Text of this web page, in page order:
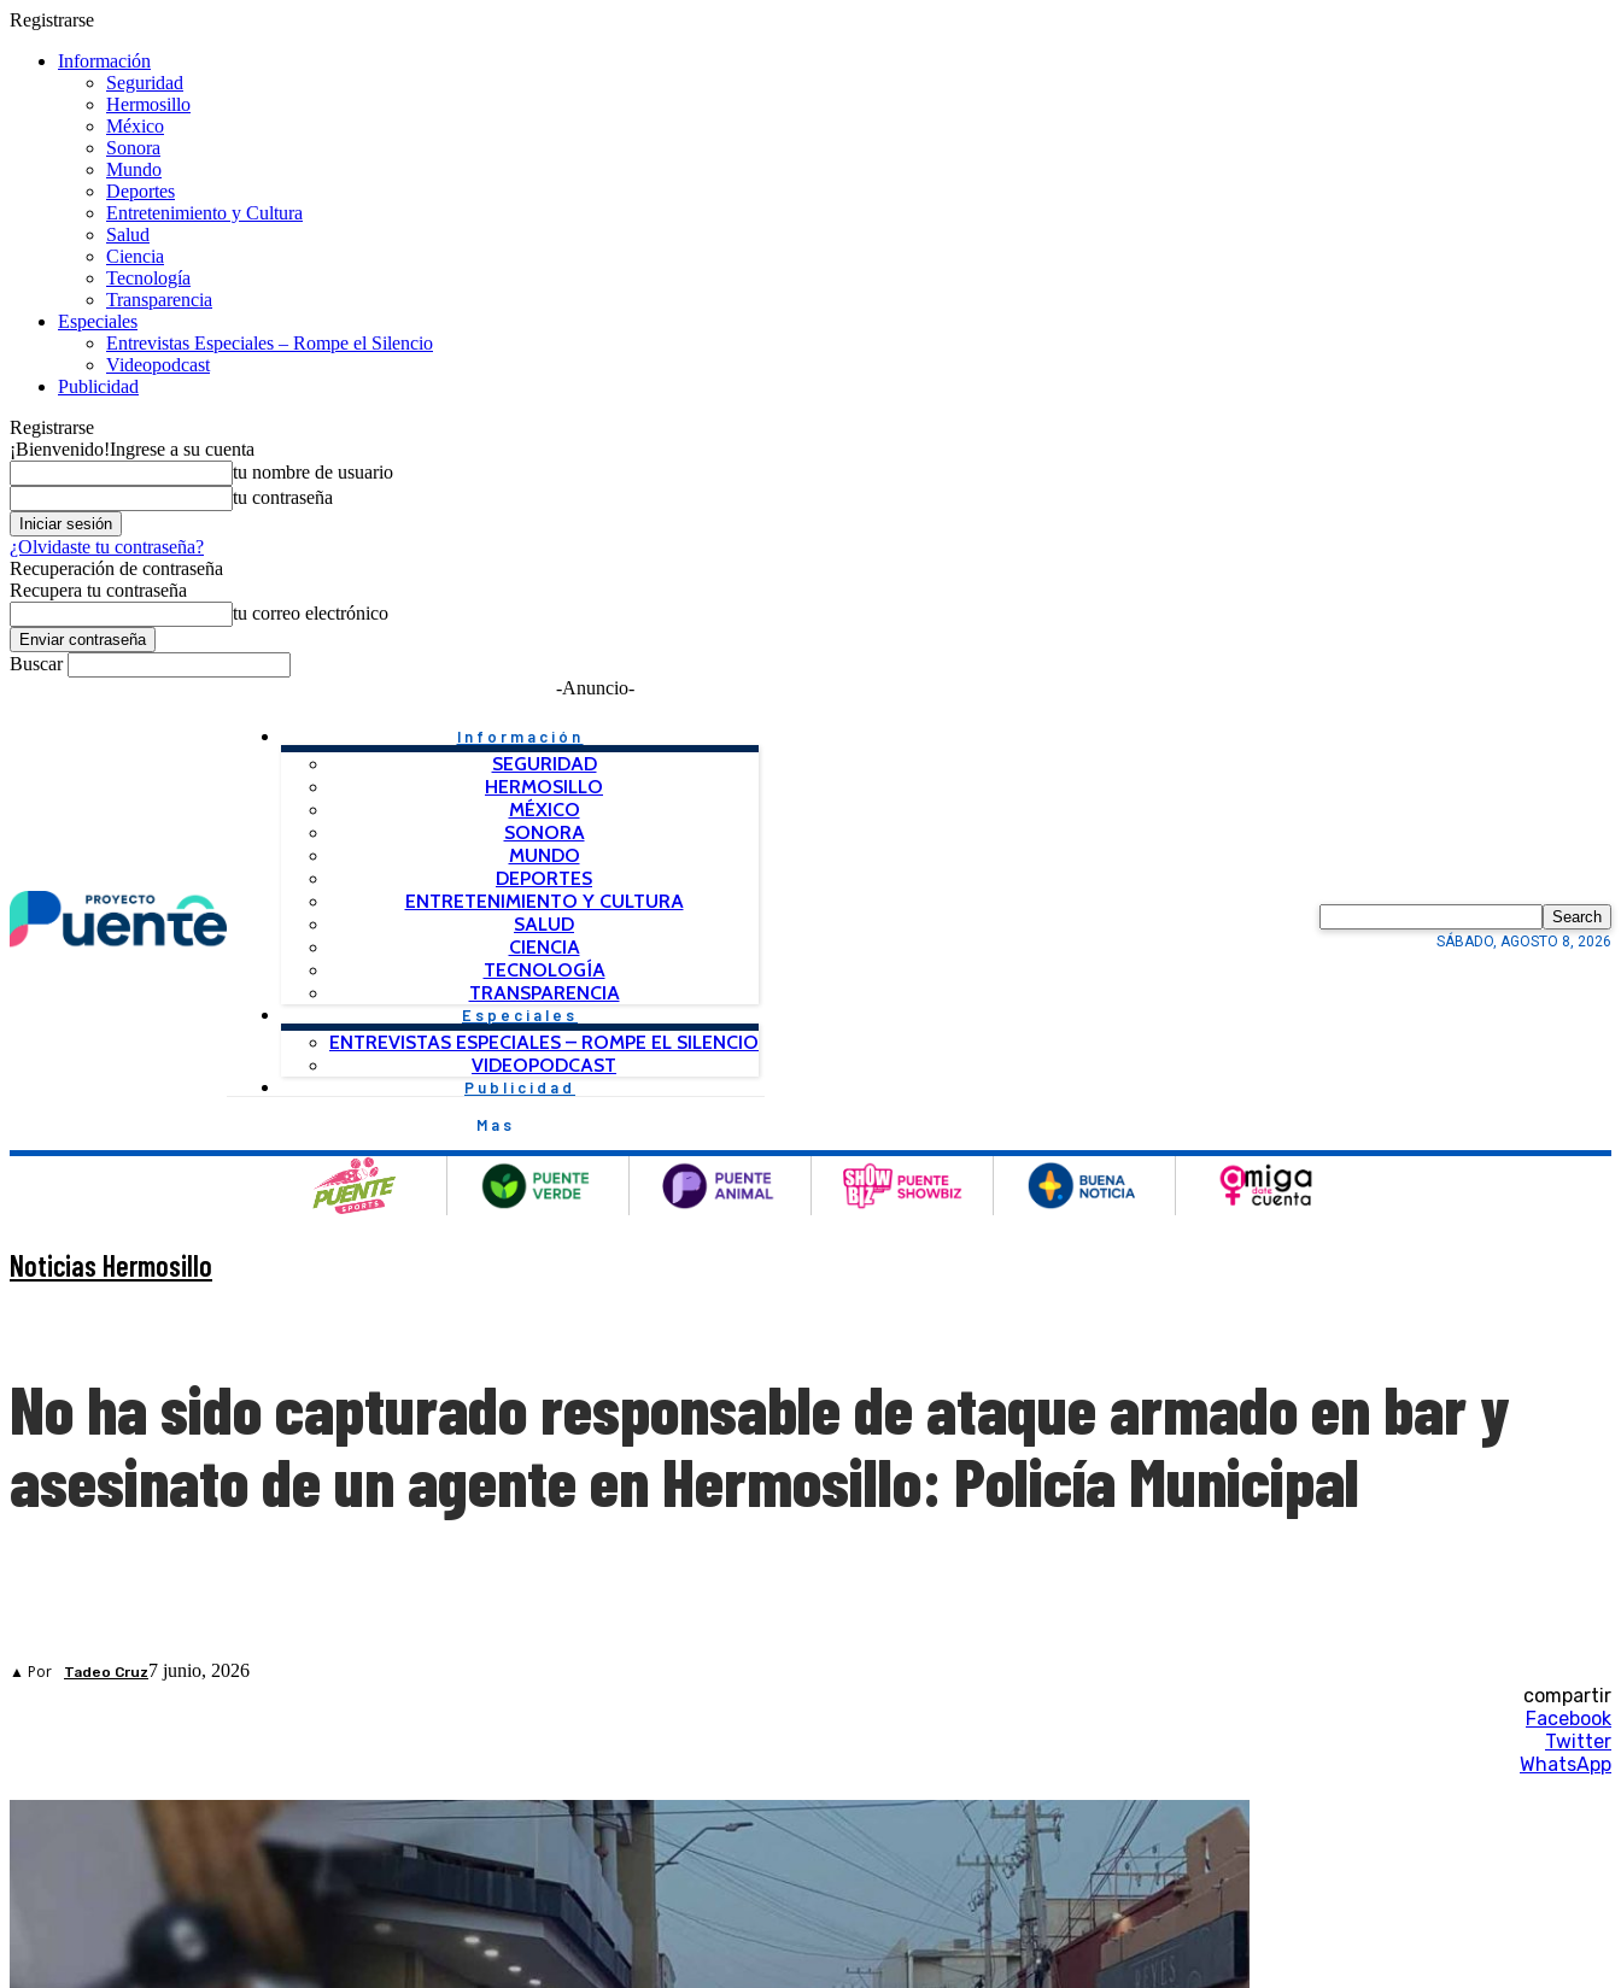
Registrarse
Información
Seguridad
Hermosillo
México
Sonora
Mundo
Deportes
Entretenimiento y Cultura
Salud
Ciencia
Tecnología
Transparencia
Especiales
Entrevistas Especiales – Rompe el Silencio
Videopodcast
Publicidad
Registrarse
¡Bienvenido!Ingrese a su cuenta
tu nombre de usuario
tu contraseña
¿Olvidaste tu contraseña?
Recuperación de contraseña
Recupera tu contraseña
tu correo electrónico
Buscar
-Anuncio-
Información
SEGURIDAD
HERMOSILLO
MÉXICO
SONORA
MUNDO
DEPORTES
ENTRETENIMIENTO Y CULTURA
SALUD
CIENCIA
TECNOLOGÍA
TRANSPARENCIA
Especiales
ENTREVISTAS ESPECIALES – ROMPE EL SILENCIO
VIDEOPODCAST
Publicidad
Mas
Search
SÁBADO, AGOSTO 8, 2026
Noticias Hermosillo
No ha sido capturado responsable de ataque armado en bar y
asesinato de un agente en Hermosillo: Policía Municipal
▲ Por Tadeo Cruz7 junio, 2026
compartir
Facebook
Twitter
WhatsApp